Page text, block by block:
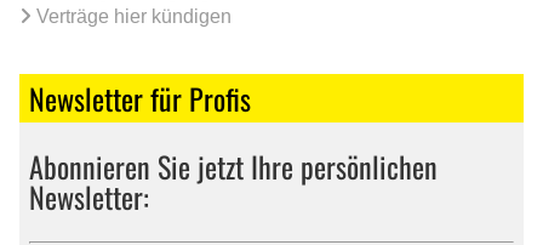
Verträge hier kündigen
Newsletter für Profis
Abonnieren Sie jetzt Ihre persönlichen
Newsletter: